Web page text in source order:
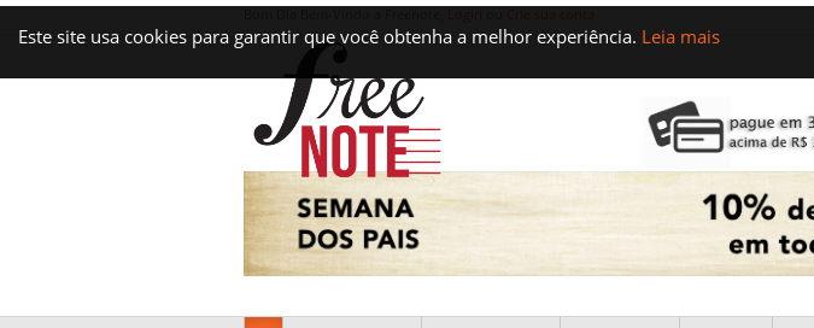
Este site usa cookies para garantir que você obtenha a melhor experiência. Leia mais